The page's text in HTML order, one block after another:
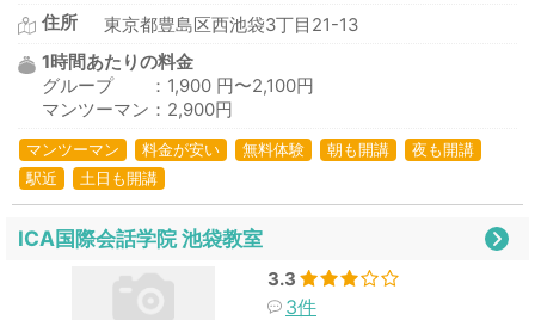
住所
東京都豊島区西池袋3丁目21-13
1時間あたりの料金
グループ ：1,900 円〜2,100円
マンツーマン：2,900円
マンツーマン 料金が安い 無料体験 朝も開講
夜も開講
駅近
土日も開講
ICA国際会話学院 池袋教室
3.3
3件